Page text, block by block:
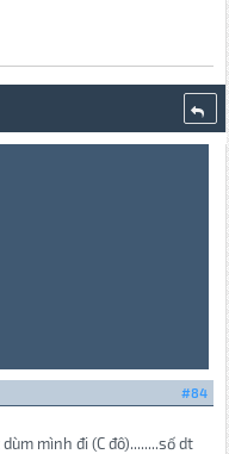
#84
mình đi (C đô)........số dt